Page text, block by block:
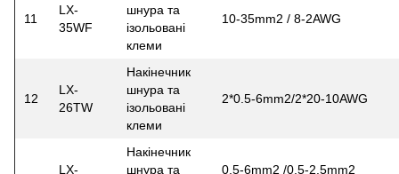
11
LX-
35WF
шнура та
ізольовані
клеми
10-35mm2 / 8-2AWG
12
LX-
26TW
Накінечник
шнура та
ізольовані
клеми
2*0.5-6mm2/2*20-10AWG
LX-
Накінечник
шнура та
0.5-6mm2 /0.5-2.5mm2